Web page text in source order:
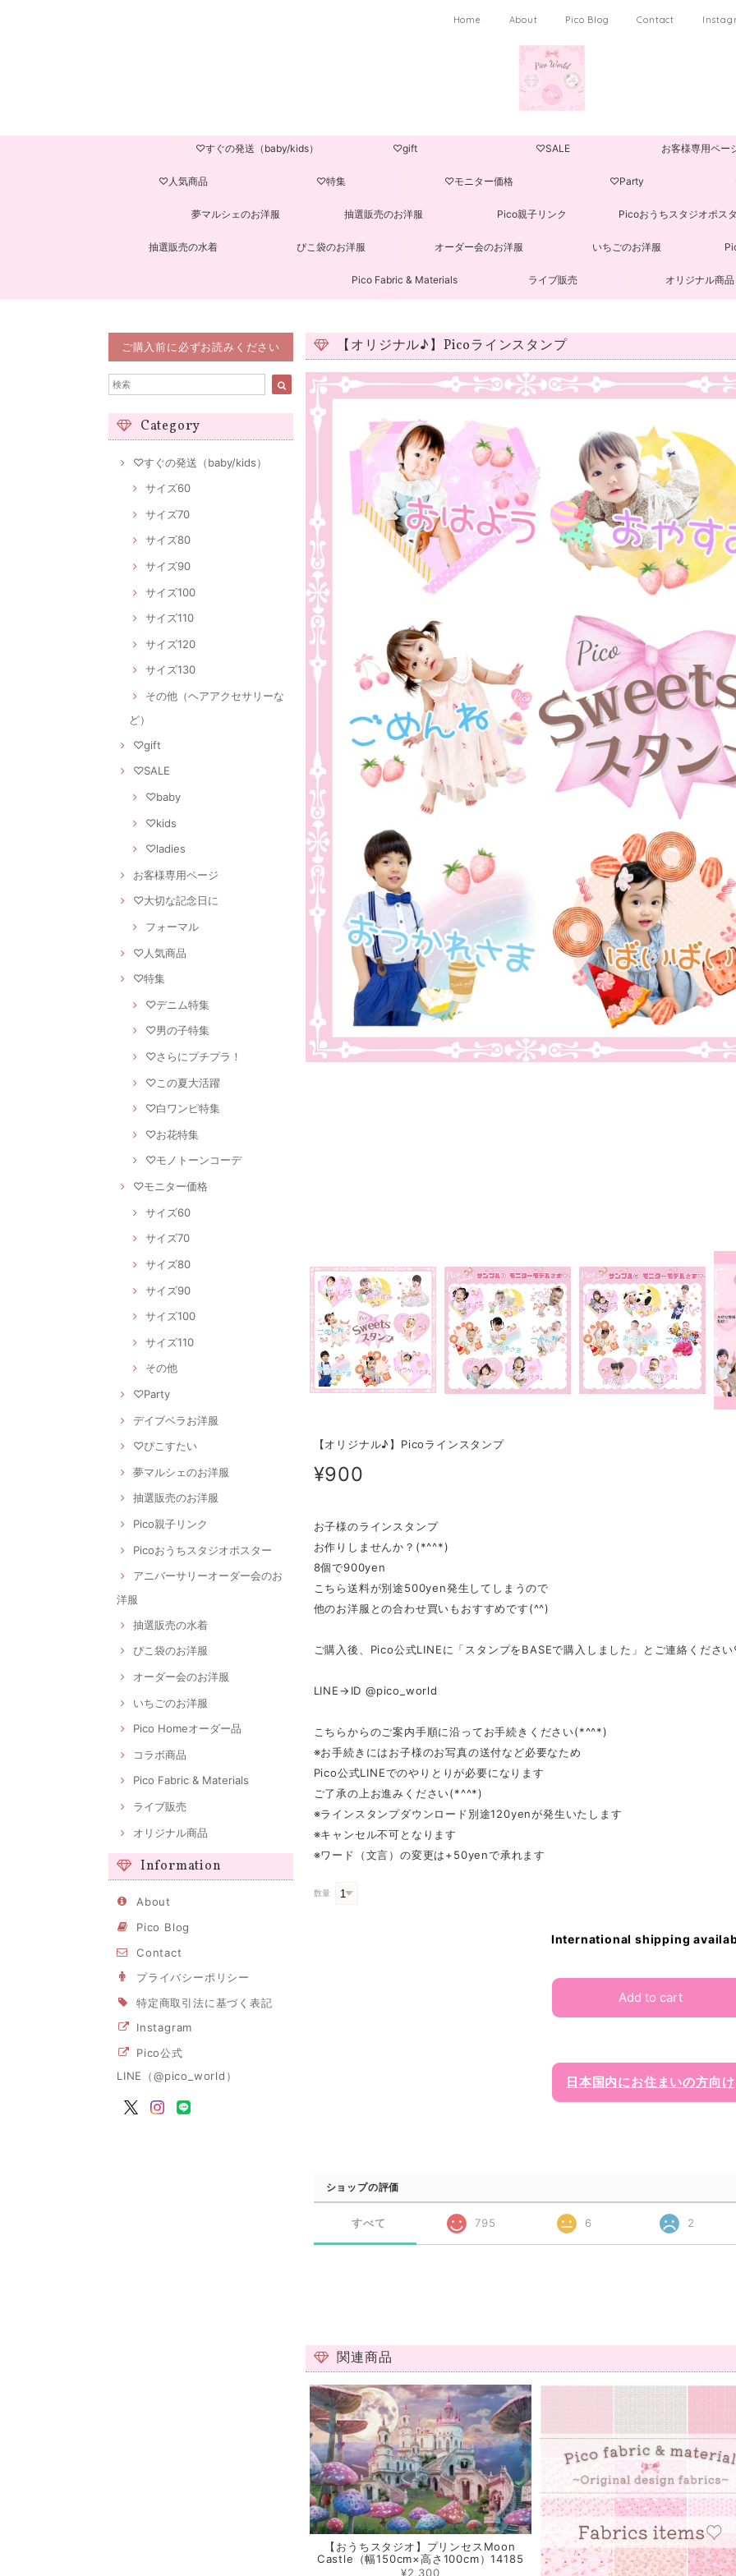
Home About Pico Blog Contact
♡すぐの発送（baby/kids） ♡gift ♡SALE お客様専用ペー
♡人気商品 ♡特集 ♡モニター価格 ♡Party
夢マルシェのお洋服 抽選販売のお洋服 Pico親子リンク Picoおうちスタジオポス
抽選販売の水着 ぴこ袋のお洋服 オーダー会のお洋服 いちごのお洋服
Pico Fabric & Materials ライブ販売 オリジナル商品
ご購入前に必ずお読みください
Category
♡すぐの発送（baby/kids）
サイズ60
サイズ70
サイズ80
サイズ90
サイズ100
サイズ110
サイズ120
サイズ130
その他（ヘアアクセサリーな
ど）
♡gift
♡SALE
♡baby
♡kids
♡ladies
お客様専用ページ
♡大切な記念日に
フォーマル
♡人気商品
♡特集
♡デニム特集
♡男の子特集
♡さらにプチプラ！
♡この夏大活躍
♡白ワンピ特集
♡お花特集
♡モノトーンコーデ
♡モニター価格
サイズ60
サイズ70
サイズ80
サイズ90
サイズ100
サイズ110
その他
♡Party
デイブベラお洋服
♡ぴこすたい
夢マルシェのお洋服
抽選販売のお洋服
Pico親子リンク
Picoおうちスタジオポスター
アニバーサリーオーダー会のお
洋服
抽選販売の水着
ぴこ袋のお洋服
オーダー会のお洋服
いちごのお洋服
Pico Homeオーダー品
コラボ商品
Pico Fabric & Materials
ライブ販売
オリジナル商品
Information
About
Pico Blog
Contact
プライバシーポリシー
特定商取引法に基づく表記
Instagram
Pico公式
LINE（@pico_world）
【オリジナル♪】Picoラインスタンプ
【オリジナル♪】Picoラインスタンプ
¥900
お子様のラインスタンプ
お作りしませんか？(*^^*)
8個で900yen
こちら送料が別途500yen発生してしまうので
他のお洋服との合わせ買いもおすすめです(^^)
ご購入後、Pico公式LINEに「スタンプをBASEで購入しました」とご連絡くださ
LINE→ID @pico_world
こちらからのご案内手順に沿ってお手続きください(*^^*)
※お手続きにはお子様のお写真の送付など必要なため
Pico公式LINEでのやりとりが必要になります
ご了承の上お進みください(*^^*)
※ラインスタンプダウンロード別途120yenが発生いたします
※キャンセル不可となります
※ワード（文言）の変更は+50yenで承れます
数量
International shipping
Add to cart
日本国内にお住まいの方向け
ショップの評価
すべて 795 6 2
関連商品
【おうちスタジオ】プリンセスMoon
Castle（幅150cm×高さ100cm）14185
¥2,300